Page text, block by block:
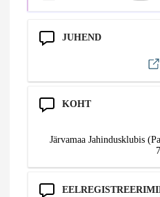
JUHEND
KOHT
Järvamaa Jahindusklubis